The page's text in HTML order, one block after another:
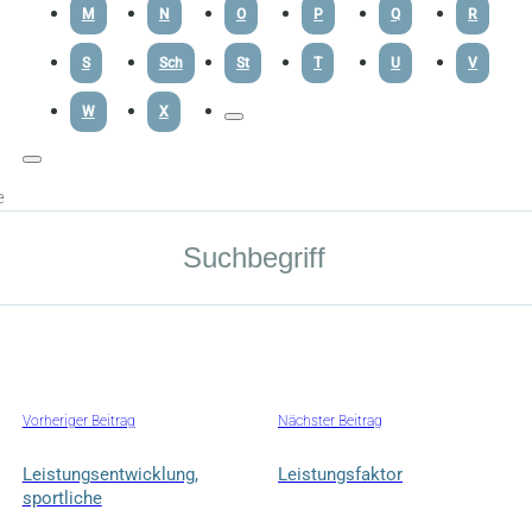
M N O P Q R
S Sch St T U V
W X
Vorheriger Beitrag
Leistungsentwicklung,
sportliche
Nächster Beitrag
Leistungsfaktor